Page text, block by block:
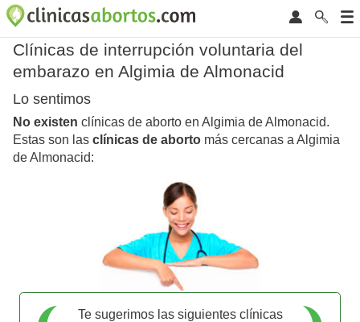
Clínicas de interrupción voluntaria del
embarazo en Algimia de Almonacid
Lo sentimos
No existen clínicas de aborto en Algimia de Almonacid.
Estas son las clínicas de aborto más cercanas a Algimia
de Almonacid:
Te sugerimos las siguientes clínicas